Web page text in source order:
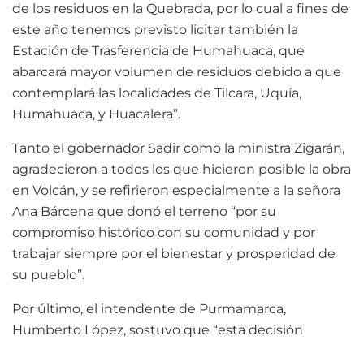
de los residuos en la Quebrada, por lo cual a fines de
este año tenemos previsto licitar también la
Estación de Trasferencia de Humahuaca, que
abarcará mayor volumen de residuos debido a que
contemplará las localidades de Tilcara, Uquía,
Humahuaca, y Huacalera”.
Tanto el gobernador Sadir como la ministra Zigarán,
agradecieron a todos los que hicieron posible la obra
en Volcán, y se refirieron especialmente a la señora
Ana Bárcena que donó el terreno “por su
compromiso histórico con su comunidad y por
trabajar siempre por el bienestar y prosperidad de
su pueblo”.
Por último, el intendente de Purmamarca,
Humberto López, sostuvo que “esta decisión